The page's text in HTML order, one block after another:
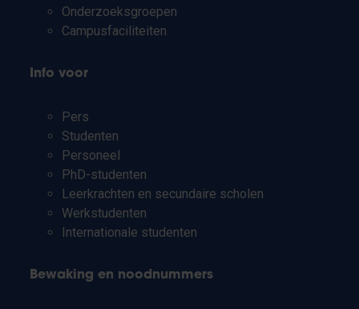
Onderzoeksgroepen
Campusfaciliteiten
Info voor
Pers
Studenten
Personeel
PhD-studenten
Leerkrachten en secundaire scholen
Werkstudenten
Internationale studenten
Bewaking en noodnummers